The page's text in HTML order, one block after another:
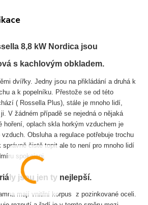
8,8 kW Nordica jsou
s kachlovým obkladem.
dvířky. Jedny jsou na přikládání a druhá k
a k popelníku. Přestože se od této
( Rossella Plus), stále je mnoho lidí,
V žádném případě se nejedná o nějaká
hoření, oplach skla horkým vzduchem je
Obsluha a regulace potřebuje trochu
čistě topit ale to není pro mnoho lidí
spokojeni.
jsou jen ty nejlepší.
mají vnitřní korpus z pozinkované oceli.